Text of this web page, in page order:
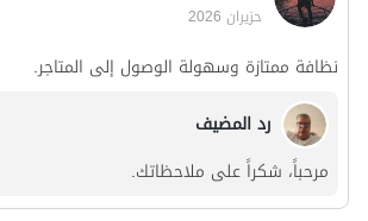
حزيران 2026
نظافة ممتازة وسهولة الوصول إلى المتاجر.
رد المضيف
مرحباً، شكراً على ملاحظاتك.